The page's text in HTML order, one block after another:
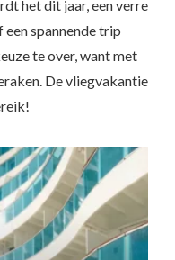
het dit jaar, een verre
spannende trip
te over, want met
De vliegvakantie